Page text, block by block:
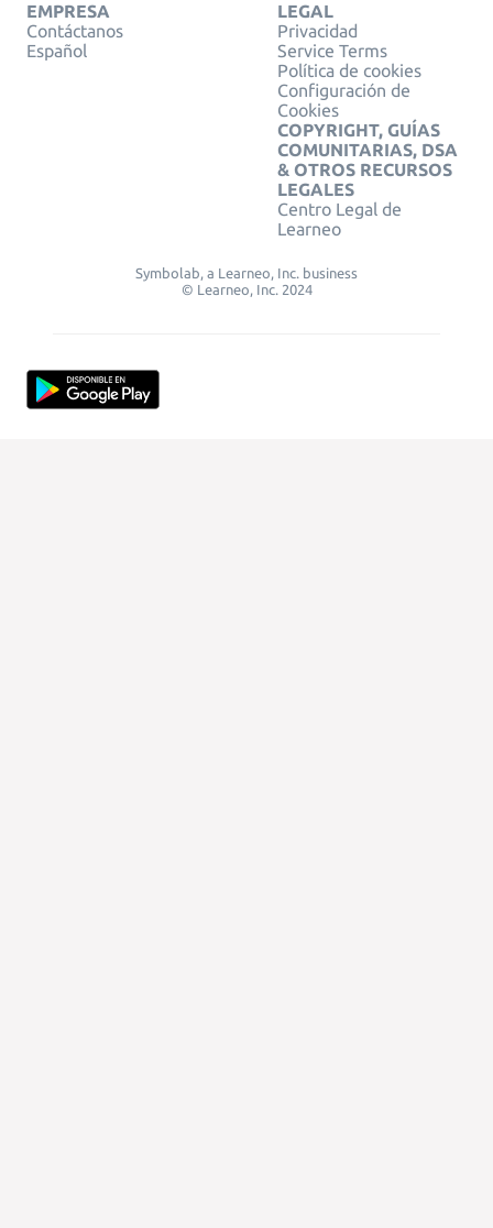
EMPRESA
Contáctanos
Español
LEGAL
Privacidad
Service Terms
Política de cookies
Configuración de
Cookies
COPYRIGHT, GUÍAS
COMUNITARIAS, DSA
& OTROS RECURSOS
LEGALES
Centro Legal de
Learneo
Symbolab, a Learneo, Inc. business
© Learneo, Inc. 2024